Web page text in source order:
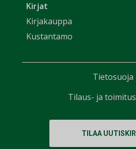
Kirjat
Kirjakauppa
Kustantamo
TILAA
Tietosuoja
Tilaus- ja